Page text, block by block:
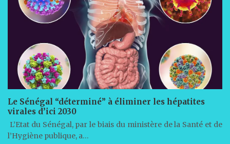
Le Sénégal “déterminé” à éliminer les hépatites
virales d’ici 2030
L’Etat du Sénégal, par le biais du ministère de la Santé et de
l’Hygiène publique, a…